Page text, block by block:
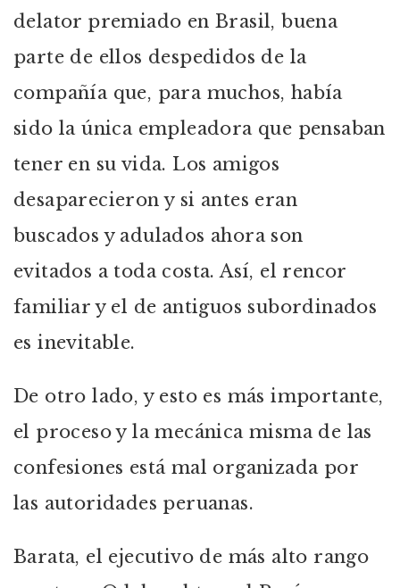
delator premiado en Brasil, buena
parte de ellos despedidos de la
compañía que, para muchos, había
sido la única empleadora que pensaban
tener en su vida. Los amigos
desaparecieron y si antes eran
buscados y adulados ahora son
evitados a toda costa. Así, el rencor
familiar y el de antiguos subordinados
es inevitable.
De otro lado, y esto es más importante,
el proceso y la mecánica misma de las
confesiones está mal organizada por
las autoridades peruanas.
Barata, el ejecutivo de más alto rango